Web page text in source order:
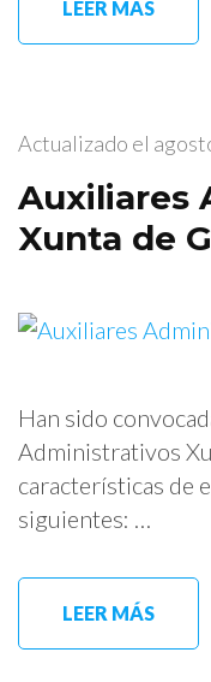
LEER MÁS
Actualizado el
Auxiliares
Xunta de
Han sido
Administrativos
características de
siguientes: …
LEER MÁS